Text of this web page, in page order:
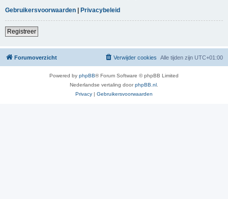
Gebruikersvoorwaarden | Privacybeleid
Registreer
Forumoverzicht Alle tijden zijn UTC+01:00
Verwijder cookies
Powered by phpBB® Forum Software © phpBB Limited
Nederlandse vertaling doorphpBB.nl
Privacy | Gebruikersvoorwaarden